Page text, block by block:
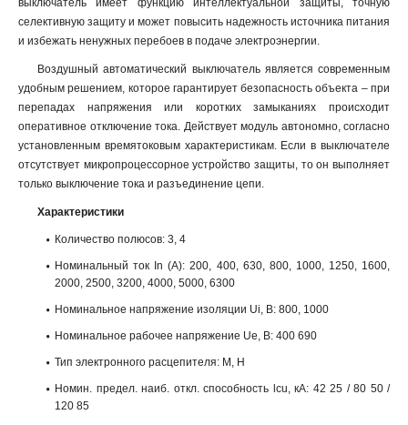
выключатель имеет функцию интеллектуальной защиты, точную
селективную защиту и может повысить надежность источника питания
и избежать ненужных перебоев в подаче электроэнергии.
Воздушный автоматический выключатель является современным
удобным решением, которое гарантирует безопасность объекта – при
перепадах напряжения или коротких замыканиях происходит
оперативное отключение тока. Действует модуль автономно, согласно
установленным времятоковым характеристикам. Если в выключателе
отсутствует микропроцессорное устройство защиты, то он выполняет
только выключение тока и разъединение цепи.
Характеристики
Количество полюсов: 3, 4
Номинальный ток In (А): 200, 400, 630, 800, 1000, 1250, 1600,
2000, 2500, 3200, 4000, 5000, 6300
Номинальное напряжение изоляции Ui, B: 800, 1000
Номинальное рабочее напряжение Ue, B: 400 690
Тип электронного расцепителя: M, H
Номин. предел. наиб. откл. способность lcu, кА: 42 25 / 80 50 /
120 85